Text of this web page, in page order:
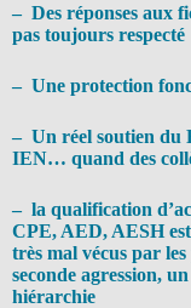
– Des réponses aux
pas toujours respecté
– Une protection
– Un réel soutien du
IEN… quand des
– la qualification
CPE, AED, AESH
très mal vécus par
seconde agression,
hiérarchie